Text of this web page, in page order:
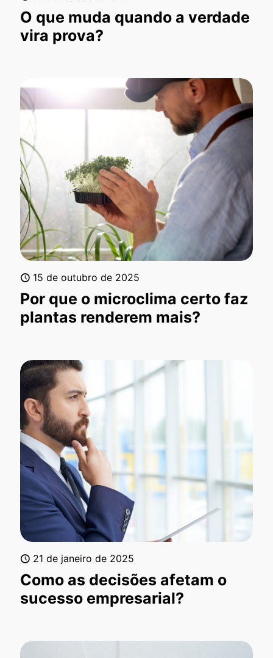
O que muda quando a verdade
vira prova?
15 de outubro de 2025
Por que o microclima certo faz
plantas renderem mais?
21 de janeiro de 2025
Como as decisões afetam o
sucesso empresarial?